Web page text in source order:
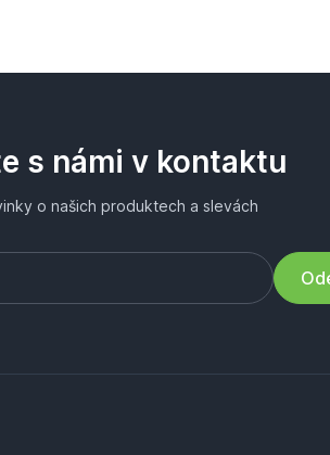
s námi v kontaktu
o našich produktech a slevách